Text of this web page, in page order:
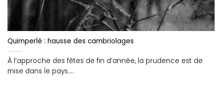
Quimperlé : hausse des cambriolages
À l’approche des fêtes de fin d’année, la prudence est de
mise dans le pays....